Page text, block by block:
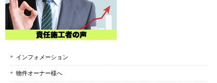
インフォメーション
物件オーナー様へ